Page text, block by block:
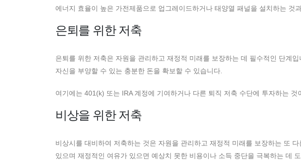
에너지 효율이 높은 가전제품으로 업그레이드하거나 태양열 패널을 설치하는 것
은퇴를 위한 저축
은퇴를 위한 저축은 자원을 관리하고 재정적 미래를 보장하는 데 필수적인 단계
자신을 부양할 수 있는 충분한 돈을 확보할 수 있습니다.
여기에는 401(k) 또는 IRA 계정에 기여하거나 다른 퇴직 저축 수단에 투자하는 것
비상을 위한 저축
비상시를 대비하여 저축하는 것은 자원을 관리하고 재정적 미래를 보장하는 또
있으며 재정적인 여유가 있으면 예상치 못한 비용이나 소득 중단을 극복하는 데